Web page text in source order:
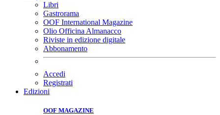
Libri
Gastrorama
OOF International Magazine
Olio Officina Almanacco
Riviste in edizione digitale
Abbonamento
Accedi
Registrati
Edizioni
OOF MAGAZINE